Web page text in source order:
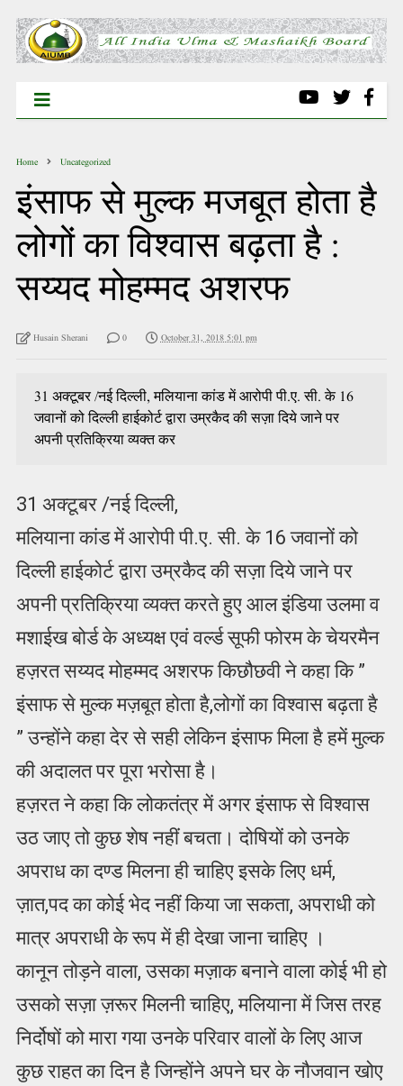
Home Uncategorized
इंसाफ से मुल्क मजबूत होता है
लोगों का विश्वास बढ़ता है :
सय्यद मोहम्मद अशरफ
Husain Sherani 0 October 31, 2018 5:01 pm
31 अक्टूबर /नई दिल्ली, मलियाना कांड में आरोपी पी.ए. सी. के 16
जवानों को दिल्ली हाईकोर्ट द्वारा उम्रकैद की सज़ा दिये जाने पर
अपनी प्रतिक्रिया व्यक्त कर
31 अक्टूबर /नई दिल्ली,
मलियाना कांड में आरोपी पी.ए. सी. के 16 जवानों को
दिल्ली हाईकोर्ट द्वारा उम्रकैद की सज़ा दिये जाने पर
अपनी प्रतिक्रिया व्यक्त करते हुए आल इंडिया उलमा व
मशाईख बोर्ड के अध्यक्ष एवं वर्ल्ड सूफी फोरम के चेयरमैन
हज़रत सय्यद मोहम्मद अशरफ किछौछवी ने कहा कि ”
इंसाफ से मुल्क मज़बूत होता है,लोगों का विश्वास बढ़ता है
” उन्होंने कहा देर से सही लेकिन इंसाफ मिला है हमें मुल्क
की अदालत पर पूरा भरोसा है।
हज़रत ने कहा कि लोकतंत्र में अगर इंसाफ से विश्वास
उठ जाए तो कुछ शेष नहीं बचता। दोषियों को उनके
अपराध का दण्ड मिलना ही चाहिए इसके लिए धर्म,
ज़ात,पद का कोई भेद नहीं किया जा सकता, अपराधी को
मात्र अपराधी के रूप में ही देखा जाना चाहिए ।
कानून तोड़ने वाला, उसका मज़ाक बनाने वाला कोई भी हो
उसको सज़ा ज़रूर मिलनी चाहिए, मलियाना में जिस तरह
निर्दोषों को मारा गया उनके परिवार वालों के लिए आज
कुछ राहत का दिन है जिन्होंने अपने घर के नौजवान खोए